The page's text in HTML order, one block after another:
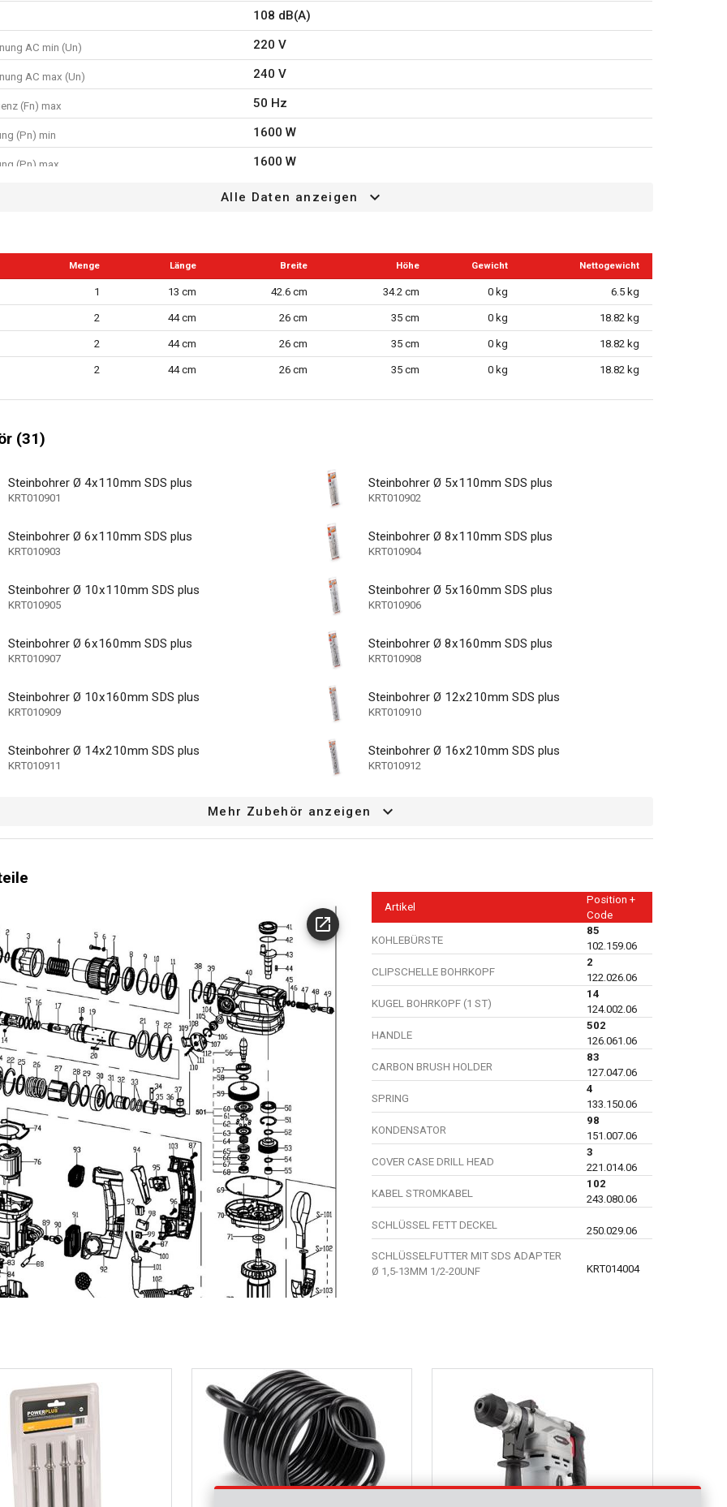
108 dB(A)
AC min (Un) 220 V
AC max (Un) 240 V
(Fn) max 50 Hz
(Pn) min 1600 W
(Pn) max 1600 W
108 dB(A)
40 Nm
32 mm
Futter
mit Verriegelung Nicht zutreffend
(Joule)
mitgeliefert
BMC (blasgeformter Koffer)
- werkzeuglose Demontage
800 min-1
Stahl 13 mm
Holz 40 mm
1 3900 strks/min
Beton 32 mm
1 0 strks/min
Garantie 36 MO.
Alle Daten anzeigen
Menge Länge Breite Höhe Gewicht Nettogewicht
1 13 cm 42.6 cm 34.2 cm 0 kg 6.5 kg
2 44 cm 26 cm 35 cm 0 kg 18.82 kg
2 44 cm 26 cm 35 cm 0 kg 18.82 kg
2 44 cm 26 cm 35 cm 0 kg 18.82 kg
(31)
Steinbohrer Ø 4x110mm SDS plus
KRT010901
Steinbohrer Ø 5x110mm SDS plus
KRT010902
Steinbohrer Ø 6x110mm SDS plus
KRT010903
Steinbohrer Ø 8x110mm SDS plus
KRT010904
Steinbohrer Ø 10x110mm SDS plus
KRT010905
Steinbohrer Ø 5x160mm SDS plus
KRT010906
Steinbohrer Ø 6x160mm SDS plus
KRT010907
Steinbohrer Ø 8x160mm SDS plus
KRT010908
Steinbohrer Ø 10x160mm SDS plus
KRT010909
Steinbohrer Ø 12x210mm SDS plus
KRT010910
Steinbohrer Ø 14x210mm SDS plus
KRT010911
Steinbohrer Ø 16x210mm SDS plus
KRT010912
Mehr Zubehör anzeigen
Artikel
Position +
Code
KOHLEBÜRSTE
85
102.159.06
CLIPSCHELLE BOHRKOPF
2
122.026.06
KUGEL BOHRKOPF (1 ST)
14
124.002.06
HANDLE
502
126.061.06
CARBON BRUSH HOLDER
83
127.047.06
SPRING
4
133.150.06
KONDENSATOR
98
151.007.06
COVER CASE DRILL HEAD
3
221.014.06
KABEL STROMKABEL
102
243.080.06
SCHLÜSSEL FETT DECKEL 250.029.06
SCHLÜSSELFUTTER MIT SDS ADAPTER
Ø 1,5-13MM 1/2-20UNF
KRT014004